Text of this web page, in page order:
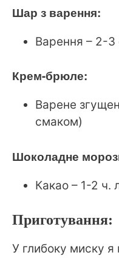
Шар з варення:
Варення – 2-3
Крем-брюле:
Варене
смаком)
Шоколадне
Какао – 1-2 ч.
Приготування:
У глибоку миску